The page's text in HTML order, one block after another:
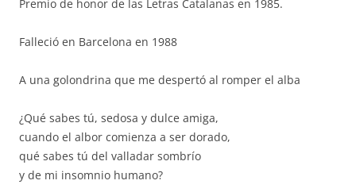
Premio de honor de las Letras Catalanas en 1985.
Falleció en Barcelona en 1988
A una golondrina que me despertó al romper el alba
¿Qué sabes tú, sedosa y dulce amiga,
cuando el albor comienza a ser dorado,
qué sabes tú del valladar sombrío
y de mi insomnio humano?